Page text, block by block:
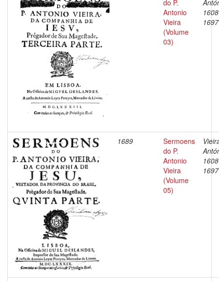
do P.
Antonio
Vieira
(Volume
03)
1697
1689
Sermoens
do P.
Antonio
Vieira
(Volume
05)
1697